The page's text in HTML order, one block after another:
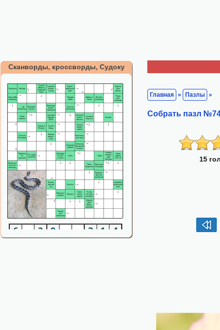
Сканворды, кроссворды, Судоку
Главная » Пазлы »
Собрать пазл
15